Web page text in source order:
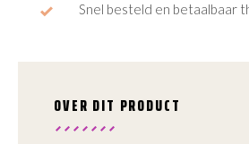
Snel besteld en betaalbaar
OVER DIT PRODUCT